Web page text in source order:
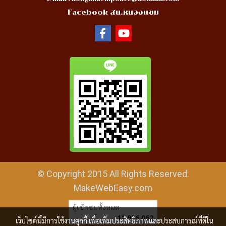
Facebook สน.หนองแขม
© Copyright 2015 All Rights Reserved.
MakeWebEasy.com
ผู้เข้าชมทั้งหมด
11,996,062
เว็บไซต์นี้มีการใช้งานคุกกี้ เพื่อเพิ่มประสิทธิภาพและประสบการณ์ที่ดีใน